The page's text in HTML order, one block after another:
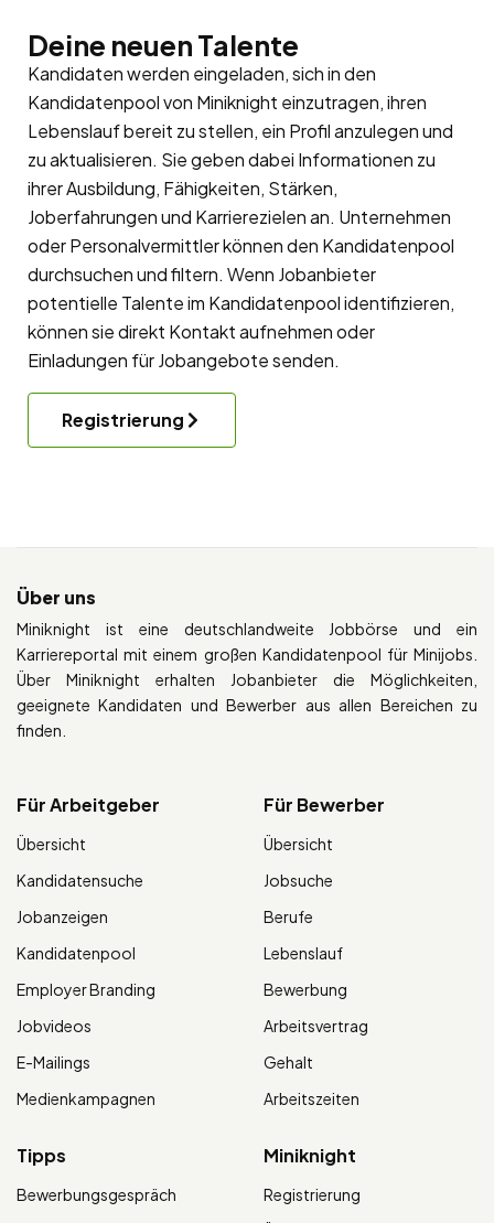
Deine neuen Talente
Kandidaten werden eingeladen, sich in den
Kandidatenpoolvon Miniknight einzutragen, ihren
Lebenslauf bereit zu stellen, ein Profil anzulegen und
zu aktualisieren. Sie geben dabei Informationen zu
ihrer Ausbildung, Fähigkeiten, Stärken,
Joberfahrungen und Karrierezielen an. Unternehmen
oder Personalvermittler können den Kandidatenpool
durchsuchen und filtern. Wenn Jobanbieter
potentielle Talente im Kandidatenpool identifizieren,
können sie direkt Kontakt aufnehmen oder
Einladungen für Jobangebote senden.
Registrierung
Über uns
Miniknight ist eine deutschlandweite Jobbörse und ein
Karriereportal mit einem großen Kandidatenpool für Minijobs.
Über Miniknight erhalten Jobanbieter die Möglichkeiten,
geeignete Kandidaten und Bewerber aus allen Bereichen zu
finden.
Für Arbeitgeber
Übersicht
Kandidatensuche
Jobanzeigen
Kandidatenpool
Employer Branding
Jobvideos
E-Mailings
Medienkampagnen
Für Bewerber
Übersicht
Jobsuche
Berufe
Lebenslauf
Bewerbung
Arbeitsvertrag
Gehalt
Arbeitszeiten
Tipps
Bewerbungsgespräch
Miniknight
Registrierung